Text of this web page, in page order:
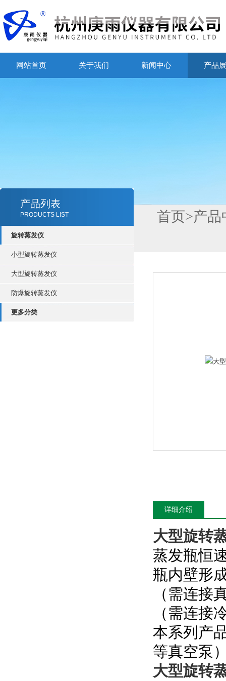
网站首页 关于我们 新闻中心 产品
产品列表
PRODUCTS LIST
旋转蒸发仪
小型旋转蒸发仪
大型旋转蒸发仪
防爆旋转蒸发仪
更多分类
首页>产品
详细介绍
大型旋转
蒸发瓶恒
瓶内壁形
（需连接
（需连接
本系列产
等真空泵
大型旋转